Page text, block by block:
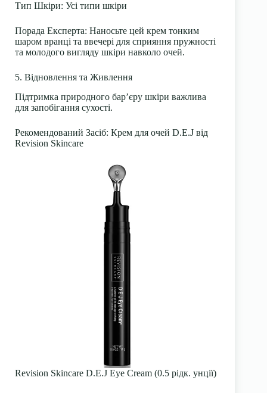
Тип Шкіри: Усі типи шкіри
Порада Експерта: Наносьте цей крем тонким
шаром вранці та ввечері для сприяння пружності
та молодого вигляду шкіри навколо очей.
5. Відновлення та Живлення
Підтримка природного бар’єру шкіри важлива
для запобігання сухості.
Рекомендований Засіб: Крем для очей D.E.J від
Revision Skincare
Revision Skincare D.E.J Eye Cream (0.5 рідк. унції)